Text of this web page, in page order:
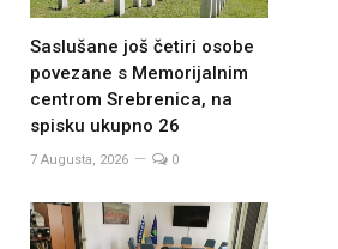
Saslušane još četiri osobe
povezane s Memorijalnim
centrom Srebrenica, na
spisku ukupno 26
7 Augusta, 2026 0